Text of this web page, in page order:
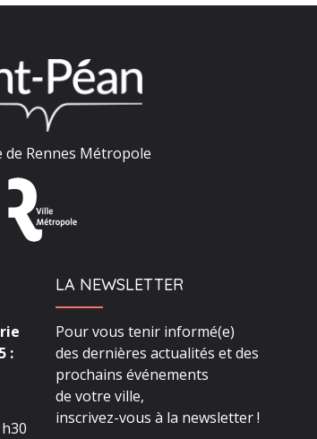
de Rennes Métropole
:
LA NEWSLETTER
Pour vous tenir informé(e)
des dernières actualités et des
prochains événements
de votre ville,
inscrivez-vous à la newsletter !